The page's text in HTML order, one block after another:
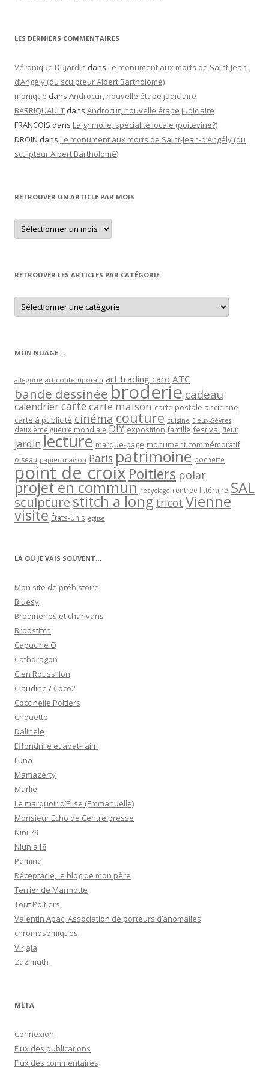
LES DERNIERS COMMENTAIRES
Véronique Dujardin dans Le monument aux morts de Saint-Jean-
d’Angély (du sculpteur Albert Bartholomé)
monique dans Androcur, nouvelle étape judiciaire
BARRIQUAULT dans Androcur, nouvelle étape judiciaire
FRANCOIS dans La grimolle, spécialité locale (poitevine?)
DROIN dans Le monument aux morts de Saint-Jean-d’Angély (du
sculpteur Albert Bartholomé)
RETROUVER UN ARTICLE PAR MOIS
Retrouver
un
article
RETROUVER LES ARTICLES PAR CATÉGORIE
Retrouver
les
articles
MON NUAGE…
allégorie art contemporain art trading card ATC
bande dessinée broderie cadeau
calendriercartecarte maison carte postale ancienne
carte à publicité cinéma couture cuisine Deux-Sèvres
deuxième guerre mondiale DIY exposition famille festival fleur
jardin lecture marque-page monument commémoratif
oiseau papier maison Paris patrimoine pochette
point de croixPoitiers polar
projet en commun recyclage rentrée littéraire SAL
sculpturestitch a long tricot Vienne
visite États-Unis église
LÀ OÙ JE VAIS SOUVENT…
Mon site de préhistoire
Bluesy
Brodineries et charivaris
Brodstitch
Capucine O
Cathdragon
C en Roussillon
Claudine / Coco2
Coccinelle Poitiers
Criquette
Dalinele
Effondrille et abat-faim
Luna
Mamazerty
Marlie
Le marquoir d’Elise (Emmanuelle)
Monsieur Echo de Centre presse
Nini 79
Niunia18
Pamina
Réceptacle, le blog de mon père
Terrier de Marmotte
Tout Poitiers
Valentin Apac, Association de porteurs d’anomalies
chromosomiques
Virjaja
Zazimuth
MÉTA
Connexion
Flux des publications
Flux des commentaires